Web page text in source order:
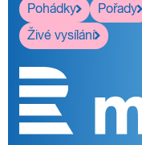
Pohádky
Pořady
Živé vysílání